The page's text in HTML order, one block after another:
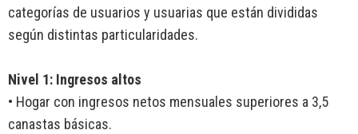
categorías de usuarios y usuarias que están divididas
según distintas particularidades.
Nivel 1: Ingresos altos
• Hogar con ingresos netos mensuales superiores a 3,5
canastas básicas.